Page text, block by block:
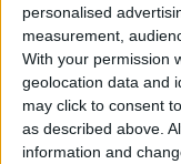
personalised
measurement,
With your permission
geolocation data and
may click to consent
as described above.
information and
Rep les